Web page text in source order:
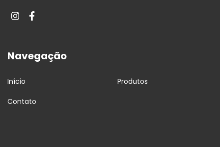
Navegação
Início Produtos
Contato